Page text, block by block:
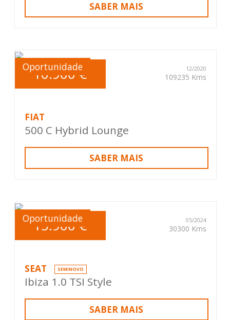
SABER MAIS
Oportunidade
10.900 € 12/2020
109235 Kms
FIAT
500 C Hybrid Lounge
SABER MAIS
Oportunidade
15.900 € 05/2024
30300 Kms
SEAT SEMINOVO
Ibiza 1.0 TSI Style
SABER MAIS